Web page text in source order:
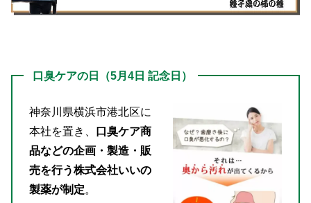
口臭ケアの日（5月4日 記念日）
神奈川県横浜市港北区に
本社を置き、
口臭ケア商
品などの企画・製造・販
売を行う株式会社いいの
製薬が制定。